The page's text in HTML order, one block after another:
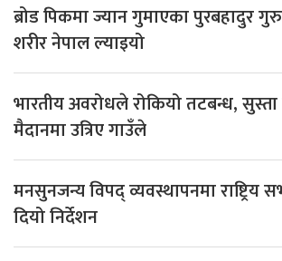
ब्रोड पिकमा ज्यान गुमाएका पुरबहादुर
शरीर नेपाल ल्याइयो
भारतीय अवरोधले रोकियो तटबन्ध,
मैदानमा उत्रिए गाउँले
मनसुनजन्य विपद् व्यवस्थापनमा राष्ट्रिय
दियो निर्देशन